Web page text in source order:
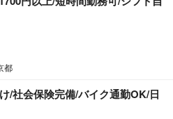
都
/社会保険完備/バイク通勤OK/日